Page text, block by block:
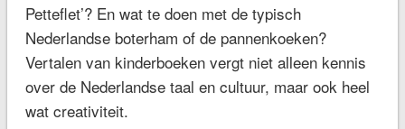
Petteflet’? En wat te doen met de typisch
Nederlandse boterham of de pannenkoeken?
Vertalen van kinderboeken vergt niet alleen kennis
over de Nederlandse taal en cultuur, maar ook heel
wat creativiteit.